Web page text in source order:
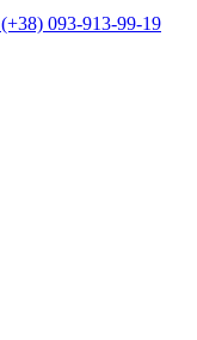
(+38) 093-913-99-19